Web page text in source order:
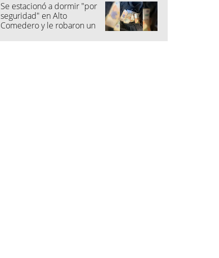
Se estacionó a dormir "por
seguridad" en Alto
Comedero y le robaron un